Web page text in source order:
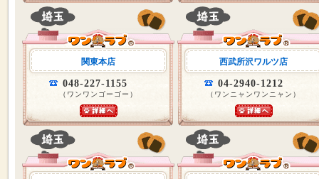
関東本店
048-227-1155
（ワンワンゴーゴー）
西武所沢ワルツ店
04-2940-1212
（ワンニャンワンニャン）